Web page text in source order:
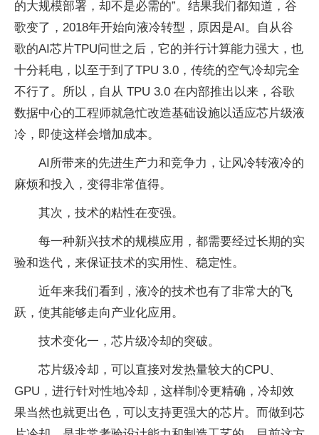
的大规模部署，却不是必需的”。结果我们都知道，谷
歌变了，2018年开始向液冷转型，原因是AI。自从谷
歌的AI芯片TPU问世之后，它的并行计算能力强大，也
十分耗电，以至于到了TPU 3.0，传统的空气冷却完全
不行了。所以，自从 TPU 3.0 在内部推出以来，谷歌
数据中心的工程师就急忙改造基础设施以适应芯片级液
冷，即使这样会增加成本。
AI所带来的先进生产力和竞争力，让风冷转液冷的
麻烦和投入，变得非常值得。
其次，技术的粘性在变强。
每一种新兴技术的规模应用，都需要经过长期的实
验和迭代，来保证技术的实用性、稳定性。
近年来我们看到，液冷的技术也有了非常大的飞
跃，使其能够走向产业化应用。
技术变化一，芯片级冷却的突破。
芯片级冷却，可以直接对发热量较大的CPU、
GPU，进行针对性地冷却，这样制冷更精确，冷却效
果当然也就更出色，可以支持更强大的芯片。而做到芯